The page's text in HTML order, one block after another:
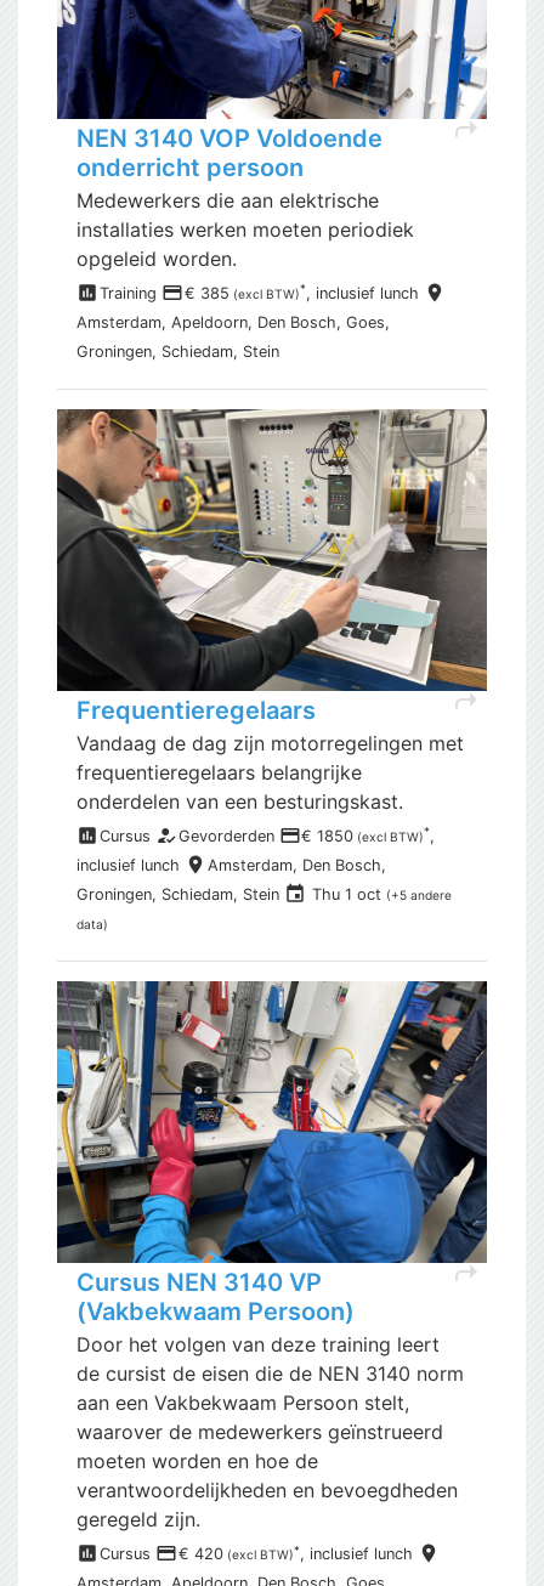
shortcut
NEN 3140 VOP Voldoende
onderricht persoon
Medewerkers die aan elektrische
installaties werken moeten periodiek
opgeleid worden.
assessment Training payment€ 385 (excl BTW)*, inclusief lunch place
Amsterdam, Apeldoorn, Den Bosch, Goes,
Groningen, Schiedam, Stein
shortcut
Frequentieregelaars
Vandaag de dag zijn motorregelingen met
frequentieregelaars belangrijke
onderdelen van een besturingskast.
assessment Cursus how_to_regGevorderden payment€ 1850 (excl BTW)*,
inclusief lunch place Amsterdam, Den Bosch,
Groningen, Schiedam, Stein event Thu 1 oct (+5 andere
data)
shortcut
Cursus NEN 3140 VP
(Vakbekwaam Persoon)
Door het volgen van deze training leert
de cursist de eisen die de NEN 3140 norm
aan een Vakbekwaam Persoon stelt,
waarover de medewerkers geïnstrueerd
moeten worden en hoe de
verantwoordelijkheden en bevoegdheden
geregeld zijn.
assessment Cursus payment€ 420(excl BTW)*, inclusief lunch place